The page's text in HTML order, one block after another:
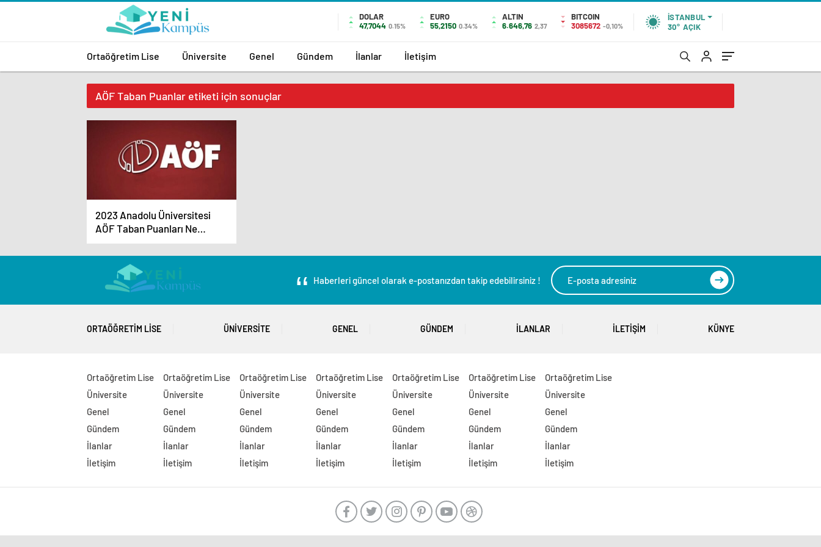
DOLAR
47,7044 0.15%
EURO
55,2150 0.34%
ALTIN
6.646,76 2,37
BITCOIN
3085672 -0,10%
İSTANBUL
30° AÇIK
Ortaöğretim Lise Üniversite Genel Gündem İlanlar İletişim
AÖF Taban Puanlar etiketi için sonuçlar
2023 Anadolu Üniversitesi
AÖF Taban Puanları Ne
Kadar?
Haberleri güncel olarak e-postanızdan takip edebilirsiniz !
ORTAÖĞRETIM LISE ÜNIVERSITE GENEL GÜNDEM İLANLAR İLETIŞIM KÜNYE
Ortaöğretim Lise
Üniversite
Genel
Gündem
İlanlar
İletişim
Ortaöğretim Lise
Üniversite
Genel
Gündem
İlanlar
İletişim
Ortaöğretim Lise
Üniversite
Genel
Gündem
İlanlar
İletişim
Ortaöğretim Lise
Üniversite
Genel
Gündem
İlanlar
İletişim
Ortaöğretim Lise
Üniversite
Genel
Gündem
İlanlar
İletişim
Ortaöğretim Lise
Üniversite
Genel
Gündem
İlanlar
İletişim
Ortaöğretim Lise
Üniversite
Genel
Gündem
İlanlar
İletişim